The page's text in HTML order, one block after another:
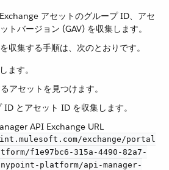
アセットのグループ ID、アセ
トバージョン (GAV) を収集します。
収集する手順は、次のとおりです。
ます。
アセットを見つけます。
ID とアセット ID を収集します。
API Exchange URL
exchange/portal
f1e97bc6-315a-4490-82a7-
platform/api-manager-